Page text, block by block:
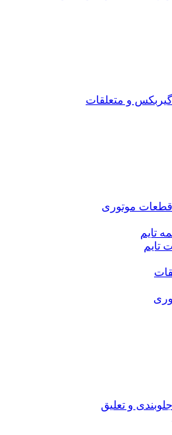
گیربکس و متعلقات
قطعات موتوری
تایم
تایم
جلوبندی و تعلیق